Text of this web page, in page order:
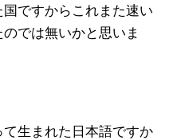
ですからこれまた速い
では無いかと思いま
生まれた日本語ですか